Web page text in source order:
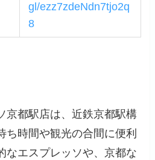
gl/ezz7zdeNdn7tjo2q
8
京都駅店は、近鉄京都駅構
ち時間や観光の合間に便利
なエスプレッソや、京都な